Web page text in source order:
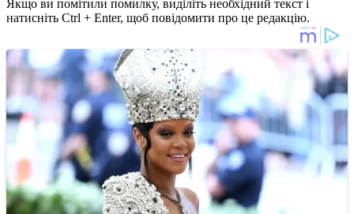
Якщо ви помітили помилку, виділіть необхідний текст і
натисніть Ctrl + Enter, щоб повідомити про це редакцію.